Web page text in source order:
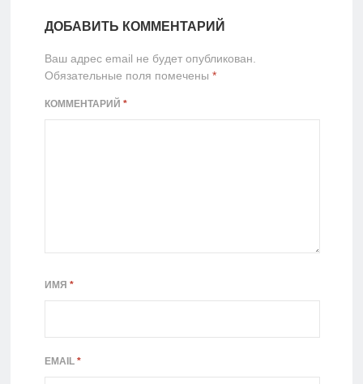
ДОБАВИТЬ КОММЕНТАРИЙ
Ваш адрес email не будет опубликован.
Обязательные поля помечены *
КОММЕНТАРИЙ *
ИМЯ *
EMAIL *